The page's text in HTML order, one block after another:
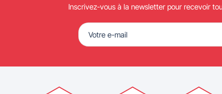
Inscrivez-vous à la newsletter pour recevoir